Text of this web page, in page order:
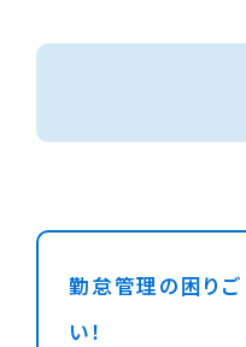
勤怠管理の困りご
い！